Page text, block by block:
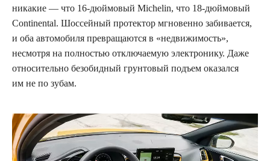
никакие — что 16‑дюймовый Michelin, что 18‑дюймовый
Continental. Шоссейный протектор мгновенно забивается,
и оба автомобиля превращаются в «недвижимость»,
несмотря на полностью отключаемую электронику. Даже
относительно безобидный грунтовый подъем оказался
им не по зубам.